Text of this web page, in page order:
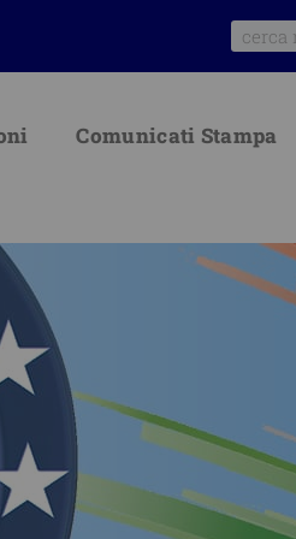
Search
Comunicati Stampa